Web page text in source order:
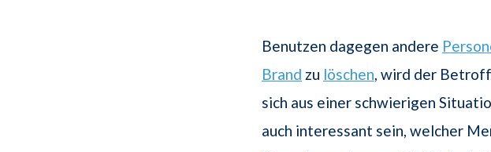
Benutzen dagegen andere
Brand zu löschen, wird der
sich aus einer schwierigen
auch interessant sein, welcher